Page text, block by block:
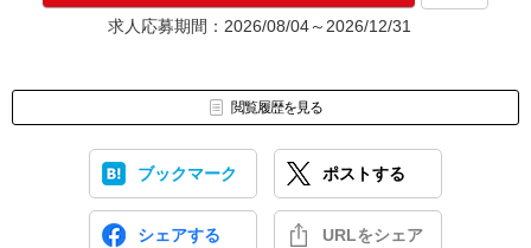
求人応募期間：2026/08/04～2026/12/31
閲覧履歴を見る
ブックマーク ポストする
シェアする URLをシェア